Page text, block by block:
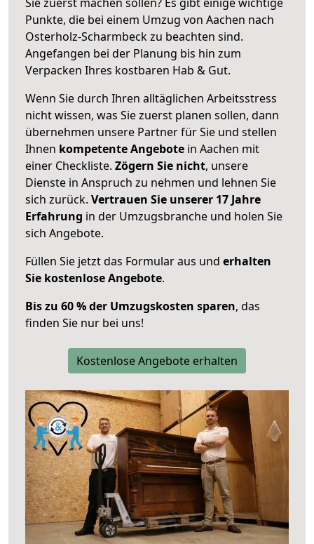
Punkte, die bei einem Umzug von Aachen nach
Osterholz-Scharmbeck zu beachten sind.
Angefangen bei der Planung bis hin zum
Verpacken Ihres kostbaren Hab & Gut.
Wenn Sie durch Ihren alltäglichen Arbeitsstress
nicht wissen, was Sie zuerst planen sollen, dann
übernehmen unsere Partner für Sie und stellen
Ihnen kompetente Angebote in Aachen mit
einer Checkliste. Zögern Sie nicht, unsere
Dienste in Anspruch zu nehmen und lehnen Sie
sich zurück. Vertrauen Sie unserer 17 Jahre
Erfahrung in der Umzugsbranche und holen Sie
sich Angebote.
Füllen Sie jetzt das Formular aus und erhalten
Sie kostenlose Angebote.
Bis zu 60 % der Umzugskosten sparen, das
finden Sie nur bei uns!
Kostenlose Angebote erhalten